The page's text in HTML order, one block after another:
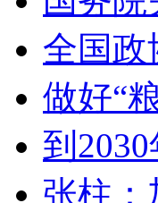
全国政
做好“
到
张柱：